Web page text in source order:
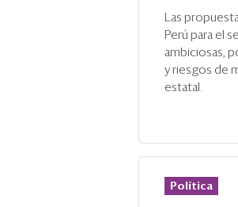
Las
Perú para el
ambiciosas,
y riesgos de
estatal.
Política